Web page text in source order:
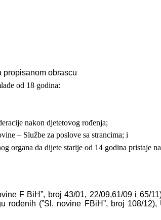
propisanom obrascu
od 18 godina:
nakon djetetovog rođenja;
– Službe za poslove sa strancima; i
organa da dijete starije od 14 godina pristaje
F BiH”, broj 43/01, 22/09,61/09 i 65/
(”Sl. novine FBiH”, broj 108/